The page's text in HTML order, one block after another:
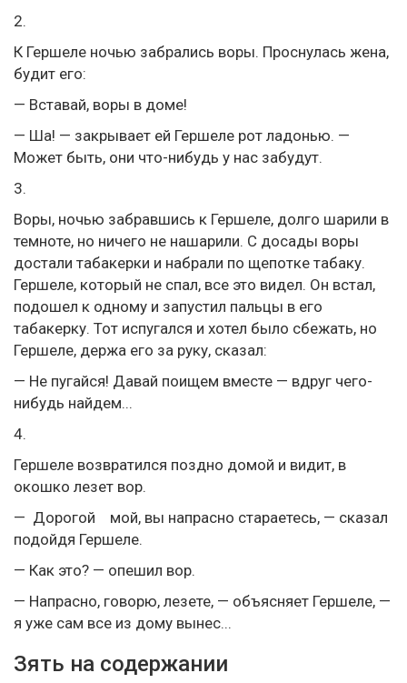
2.
К Гершеле ночью забрались воры. Проснулась жена,
будит его:
— Вставай, воры в доме!
— Ша! — закрывает ей Гершеле рот ладонью. —
Может быть, они что-нибудь у нас забудут.
3.
Воры, ночью забравшись к Гершеле, долго шарили в
темноте, но ничего не нашарили. С досады воры
достали табакерки и набрали по щепотке табаку.
Гершеле, который не спал, все это видел. Он встал,
подошел к одному и запустил пальцы в его
табакерку. Тот испугался и хотел было сбежать, но
Гершеле, держа его за руку, сказал:
— Не пугайся! Давай поищем вместе — вдруг чего-
нибудь найдем...
4.
Гершеле возвратился поздно домой и видит, в
окошко лезет вор.
— Дорогой мой, вы напрасно стараетесь, — сказал
подойдя Гершеле.
— Как это? — опешил вор.
— Напрасно, говорю, лезете, — объясняет Гершеле, —
я уже сам все из дому вынес...
Зять на содержании